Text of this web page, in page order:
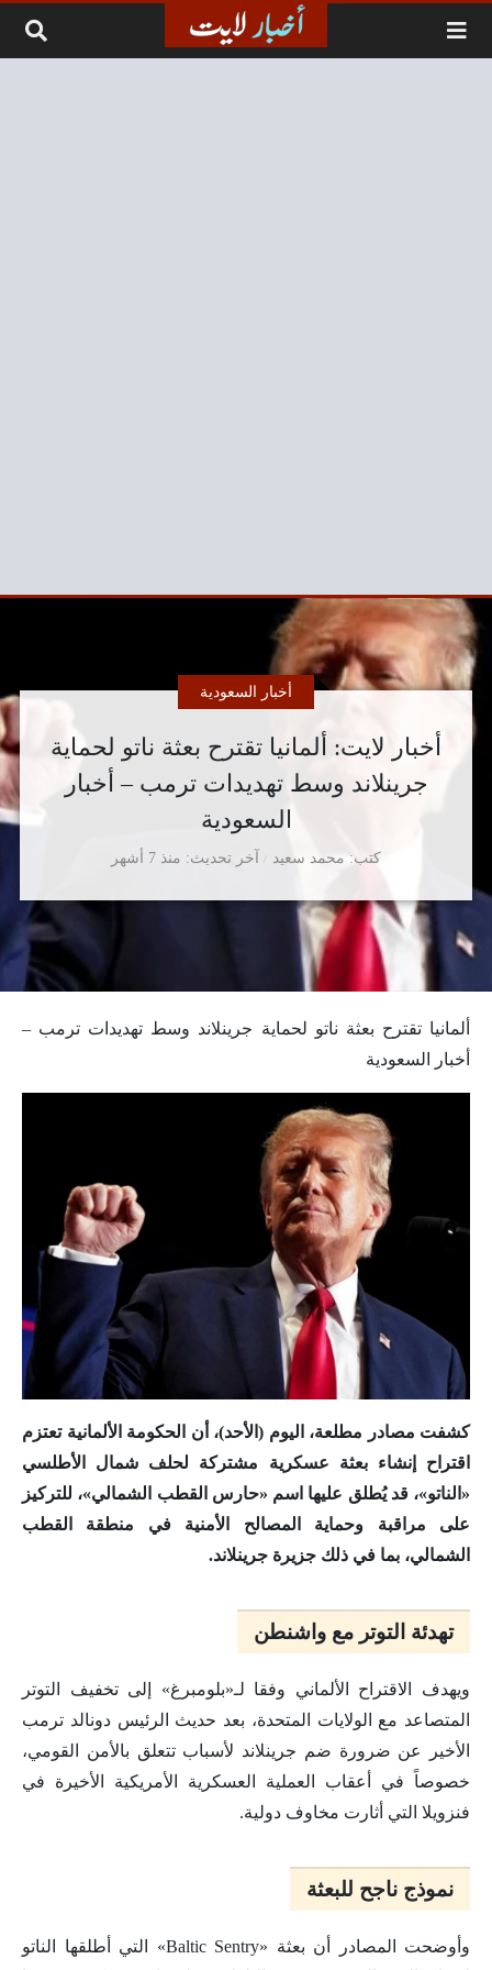
أخبار لايت: ألمانيا تقترح بعثة ناتو لحماية
جرينلاند وسط تهديدات ترمب – أخبار
السعودية
كتب محمد سعيد
أخبار السعودية
آخر تحديث منذ 7 أشهر
ألمانيا تقترح بعثة ناتو لحماية جرينلاند وسط تهديدات ترمب –
أخبار السعودية
كشفت مصادر مطلعة، اليوم (الأحد)، أن الحكومة الألمانية تعتزم
اقتراح إنشاء بعثة عسكرية مشتركة لحلف شمال الأطلسي
«الناتو»، قد يُطلق عليها اسم «حارس القطب الشمالي»، للتركيز
على مراقبة وحماية المصالح الأمنية في منطقة القطب
الشمالي، بما في ذلك جزيرة جرينلاند.
تهدئة التوتر مع واشنطن
ويهدف الاقتراح الألماني وفقا لـ«بلومبرغ» إلى تخفيف التوتر
المتصاعد مع الولايات المتحدة، بعد حديث الرئيس دونالد ترمب
الأخير عن ضرورة ضم جرينلاند لأسباب تتعلق بالأمن القومي،
خصوصاً في أعقاب العملية العسكرية الأمريكية الأخيرة في
فنزويلا التي أثارت مخاوف دولية.
نموذج ناجح للبعثة
وأوضحت المصادر أن بعثة «Baltic Sentry» التي أطلقها الناتو